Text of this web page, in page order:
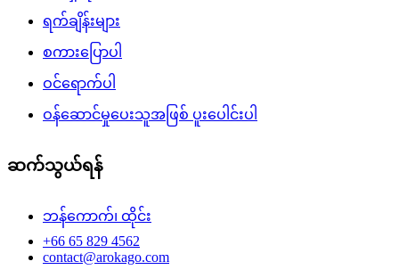
ရက်ချိန်းများ
စကားပြောပါ
ဝင်ရောက်ပါ
ဝန်ဆောင်မှုပေးသူအဖြစ် ပူးပေါင်းပါ
ဆက်သွယ်ရန်
ဘန်ကောက်၊ ထိုင်း
+66 65 829 4562
contact@arokago.com